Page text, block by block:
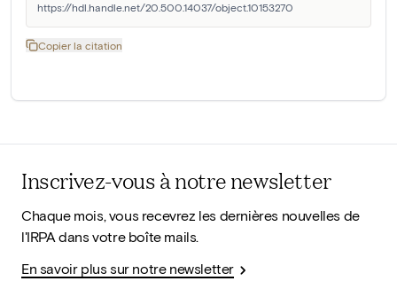
https://hdl.handle.net/20.500.14037/object.10153270
Copier la citation
Inscrivez-vous à notre newsletter
Chaque mois, vous recevrez les dernières nouvelles de
l'IRPA dans votre boîte mails.
En savoir plus sur notre newsletter